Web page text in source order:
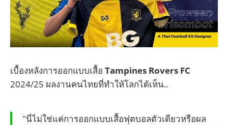
เบื้องหลังการออกแบบเสื้อ Tampines Rovers FC
2024/25 ผลงานคนไทยที่ทำให้โลกได้เห็น..
"นี่ไม่ใช่แค่การออกแบบเสื้อฟุตบอลตัวเดียวหรือผล